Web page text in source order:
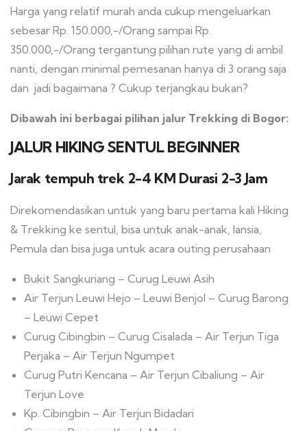
Harga yang relatif murah anda cukup mengeluarkan
sebesar Rp. 150.000,-/Orang sampai Rp.
350.000,-/Orang tergantung pilihan rute yang di ambil
nanti, dengan minimal pemesanan hanya di 3 orang saja
dan jadi bagaimana ? Cukup terjangkau bukan?
Dibawah ini berbagai pilihan jalur Trekking di Bogor:
JALUR HIKING SENTUL BEGINNER
Jarak tempuh trek 2-4 KM Durasi 2-3 Jam
Direkomendasikan untuk yang baru pertama kali Hiking
& Trekking ke sentul, bisa untuk anak-anak, lansia,
Pemula dan bisa juga untuk acara outing perusahaan
Bukit Sangkuriang – Curug Leuwi Asih
Air Terjun Leuwi Hejo – Leuwi Benjol – Curug Barong
– Leuwi Cepet
Curug Cibingbin – Curug Cisalada – Air Terjun Tiga
Perjaka – Air Terjun Ngumpet
Curug Putri Kencana – Air Terjun Cibaliung – Air
Terjun Love
Kp. Cibingbin – Air Terjun Bidadari